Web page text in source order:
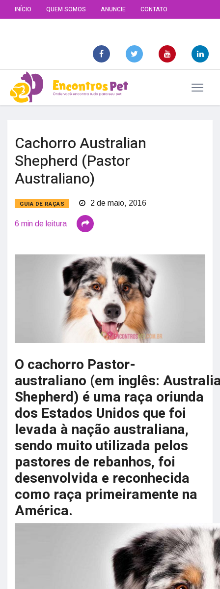
INÍCIO QUEM SOMOS ANUNCIE CONTATO
Cachorro Australian
Shepherd (Pastor
Australiano)
GUIA DE RAÇAS 2 de maio, 2016
6 min de leitura
O cachorro Pastor-
australiano (em inglês:
Shepherd) é uma raça oriunda
dos Estados Unidos que foi
levada à nação australiana,
sendo muito utilizada pelos
pastores de rebanhos, foi
desenvolvida e reconhecida
como raça primeiramente na
América.